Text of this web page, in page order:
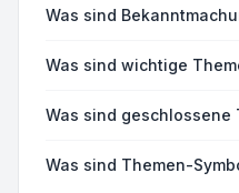
Was sind
Was sind wichtige
Was sind geschlossene
Was sind Themen-